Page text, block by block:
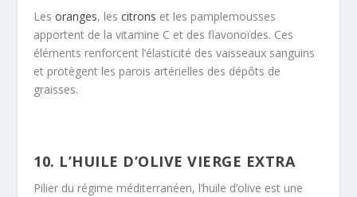
Lesoranges, lescitrons et les pamplemousses
apportent de la vitamine C et des flavonoïdes. Ces
éléments renforcent l’élasticité des vaisseaux sanguins
et protègent les parois artérielles des dépôts de
graisses.
10. L’HUILE D’OLIVE VIERGE EXTRA
Pilier du régime méditerranéen, l’huile d’olive est une